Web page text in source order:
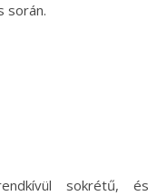
során.
sokrétű, és